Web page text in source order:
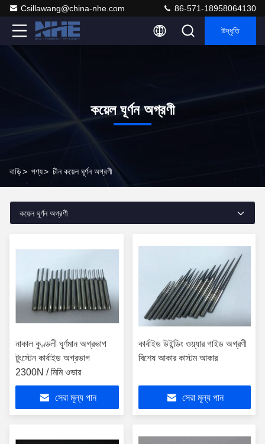
Csillawang@china-nhe.com 86-571-18958064130
উদ্ধৃতি
কয়েল ঘূর্ণন অগ্রণী
বাড়ি> পণ্য> চীন কয়েল ঘূর্ণন অগ্রণী
কয়েল ঘূর্ণন অগ্রণী
নাকাল কুণ্ডলী ঘূর্ণমান অগ্রভাগ
টুংস্টেন কার্বাইড অগ্রভাগ
2300N / মিমি ওভার
সেরা মূল্য পান
কার্বাইড উইন্ডিং ওয়্যার গাইড অগ্রণী
বিশেষ আকার কাস্টম আকার
সেরা মূল্য পান